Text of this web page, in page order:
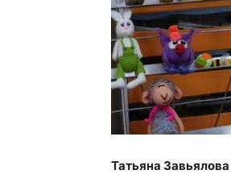
Татьяна Завьялова